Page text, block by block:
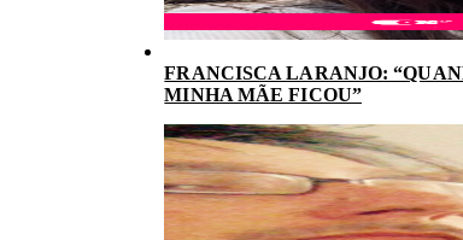
FRANCISCA LARANJO:
MINHA MÃE FICOU”